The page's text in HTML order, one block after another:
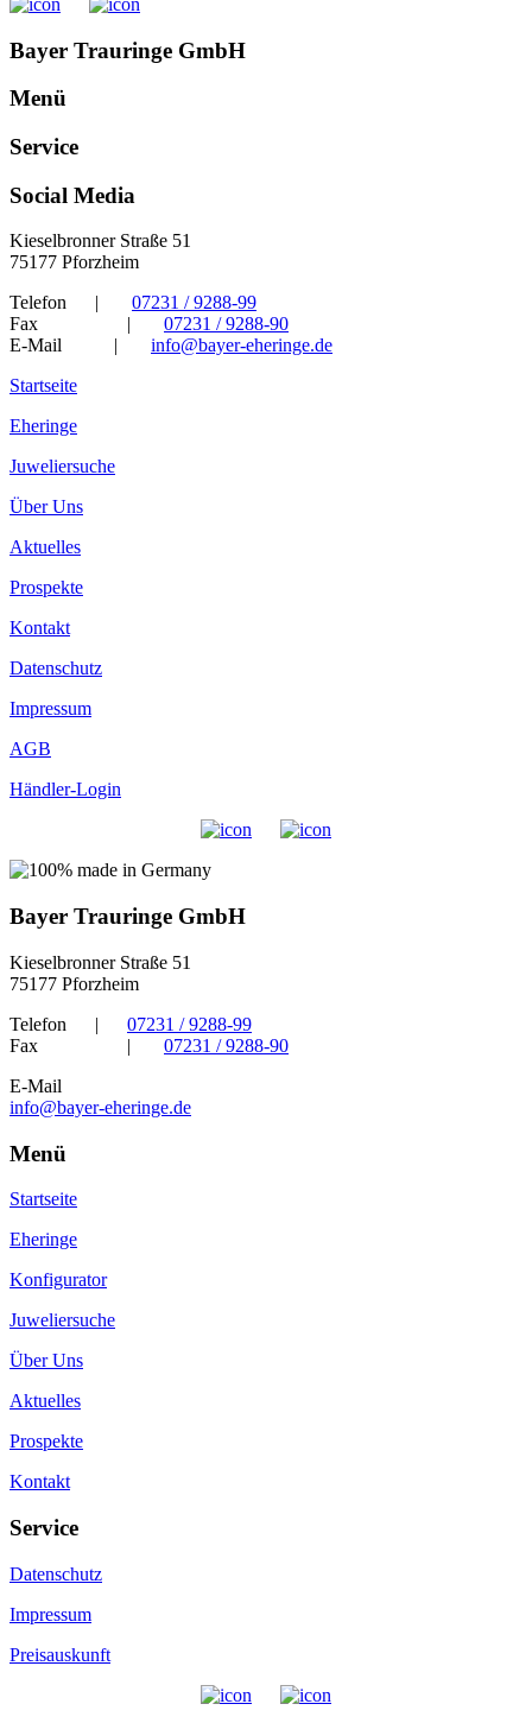
Bayer Trauringe GmbH
Menü
Service
Social Media
Kieselbronner Straße 51
75177 Pforzheim
Telefon
|
07231 / 9288-99
Fax
|
07231 / 9288-90
E-Mail
|
info@bayer-eheringe.de
Startseite
Eheringe
Juweliersuche
Über Uns
Aktuelles
Prospekte
Kontakt
Datenschutz
Impressum
AGB
Händler-Login
Bayer Trauringe GmbH
Kieselbronner Straße 51
75177 Pforzheim
Telefon
|
07231 / 9288-99
Fax
|
07231 / 9288-90
E-Mail
info@bayer-eheringe.de
Menü
Startseite
Eheringe
Konfigurator
Juweliersuche
Über Uns
Aktuelles
Prospekte
Kontakt
Service
Datenschutz
Impressum
Preisauskunft